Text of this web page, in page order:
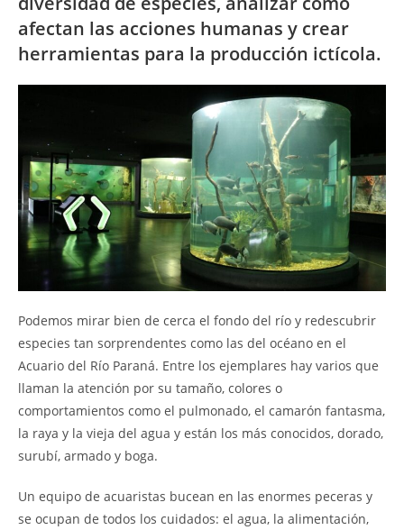
afectan las acciones humanas y crear
herramientas para la producción ictícola.
Podemos mirar bien de cerca el fondo del río y redescubrir
especies tan sorprendentes como las del océano en el
Acuario del Río Paraná. Entre los ejemplares hay varios que
llaman la atención por su tamaño, colores o
comportamientos como el pulmonado, el camarón fantasma,
la raya y la vieja del agua y están los más conocidos, dorado,
surubí, armado y boga.
Un equipo de acuaristas bucean en las enormes peceras y
se ocupan de todos los cuidados: el agua, la alimentación,